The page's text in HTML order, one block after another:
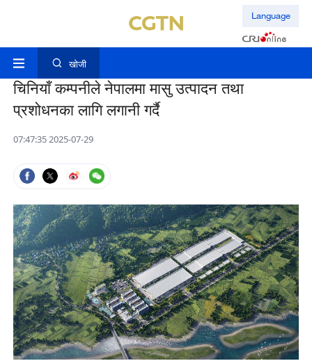
Language
खोजी
चिनियाँ कम्पनीले नेपालमा मासु उत्पादन तथा
प्रशोधनका लागि लगानी गर्दै
07:47:35 2025-07-29